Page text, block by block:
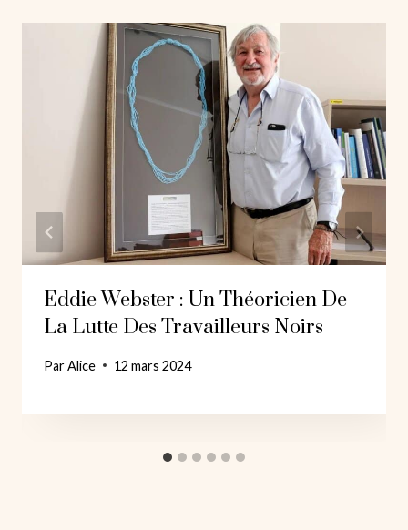
Eddie Webster : Un Théoricien De
La Lutte Des Travailleurs Noirs
ParAlice 12 mars 2024